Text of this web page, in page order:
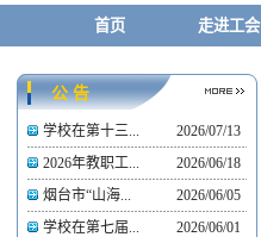
首页 走进工会
公 告
学校在第十三...
2026/07/13
2026年教职工...
2026/06/18
烟台市“山海...
2026/06/05
学校在第七届...
2026/06/01